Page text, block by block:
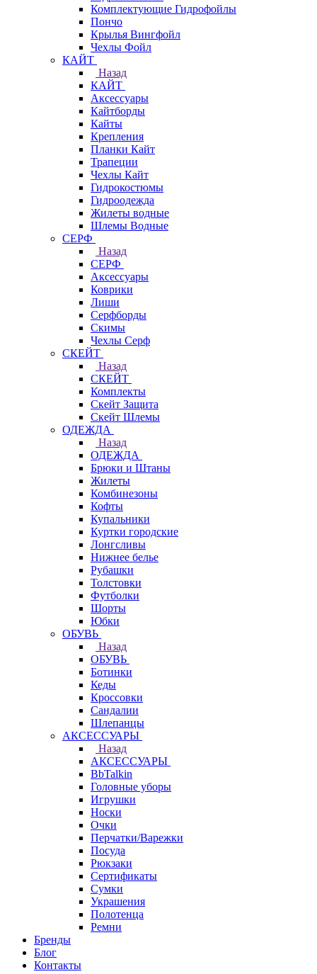
Комплектующие Гидрофойлы
Пончо
Крылья Вингфойл
Чехлы Фойл
КАЙТ
Назад
КАЙТ
Аксессуары
Кайтборды
Кайты
Крепления
Планки Кайт
Трапеции
Чехлы Кайт
Гидрокостюмы
Гидроодежда
Жилеты водные
Шлемы Водные
СЕРФ
Назад
СЕРФ
Аксессуары
Коврики
Лиши
Серфборды
Скимы
Чехлы Cерф
СКЕЙТ
Назад
СКЕЙТ
Комплекты
Скейт Защита
Скейт Шлемы
ОДЕЖДА
Назад
ОДЕЖДА
Брюки и Штаны
Жилеты
Комбинезоны
Кофты
Купальники
Куртки городские
Лонгсливы
Нижнее белье
Рубашки
Толстовки
Футболки
Шорты
Юбки
ОБУВЬ
Назад
ОБУВЬ
Ботинки
Кеды
Кроссовки
Сандалии
Шлепанцы
АКСЕССУАРЫ
Назад
АКСЕССУАРЫ
BbTalkin
Головные уборы
Игрушки
Носки
Очки
Перчатки/Варежки
Посуда
Рюкзаки
Сертификаты
Сумки
Украшения
Полотенца
Ремни
Бренды
Блог
Контакты